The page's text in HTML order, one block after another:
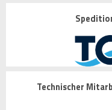
Technischer